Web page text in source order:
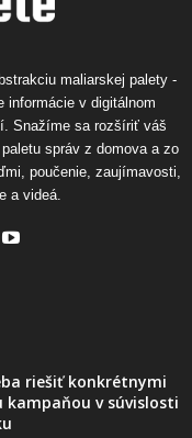
maliarskej palety -
informácie v digitálnom
Snažíme sa rozšíriť váš
správ z domova a zo
poučenie, zaujímavosti,
a videá.
riešiť konkrétnymi
v súvislosti